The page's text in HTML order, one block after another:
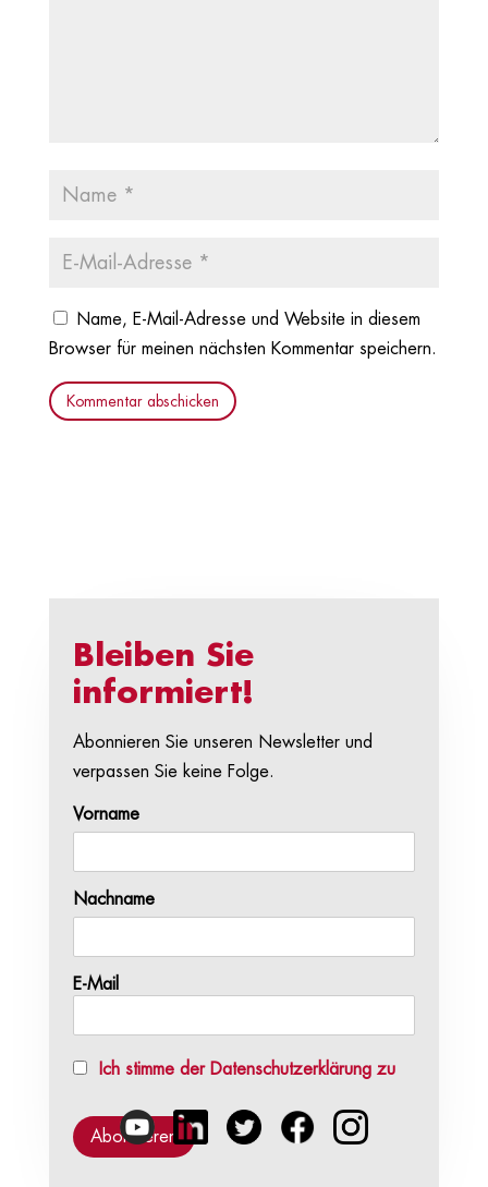
Name, E-Mail-Adresse und Website in diesem
Browser für meinen nächsten Kommentar speichern.
Kommentar abschicken
Bleiben Sie
informiert!
Abonnieren Sie unseren Newsletter und
verpassen Sie keine Folge.
Vorname
Nachname
E-Mail
Ich stimme der Datenschutzerklärung zu